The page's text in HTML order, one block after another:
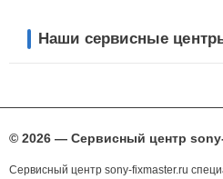
Наши сервисные
© 2026 — Сервисный центр
Сервисный центр sony-fixmaster.ru